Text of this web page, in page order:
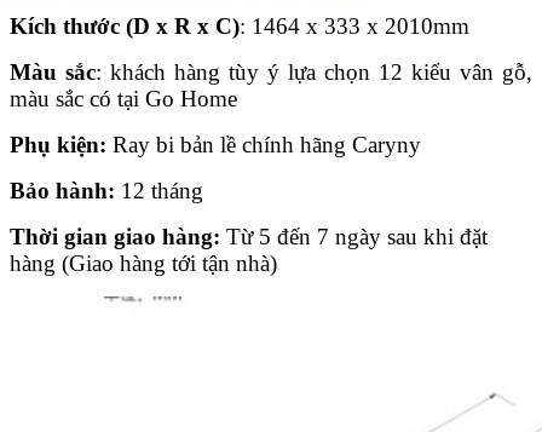
Kích thước (D x R x C): 1464 x 333 x 2010mm
Màu sắc: khách hàng tùy ý lựa chọn 12 kiểu vân gỗ,
màu sắc có tại Go Home
Phụ kiện: Ray bi bản lề chính hãng Caryny
Bảo hành: 12 tháng
Thời gian giao hàng: Từ 5 đến 7 ngày sau khi đặt
hàng (Giao hàng tới tận nhà)